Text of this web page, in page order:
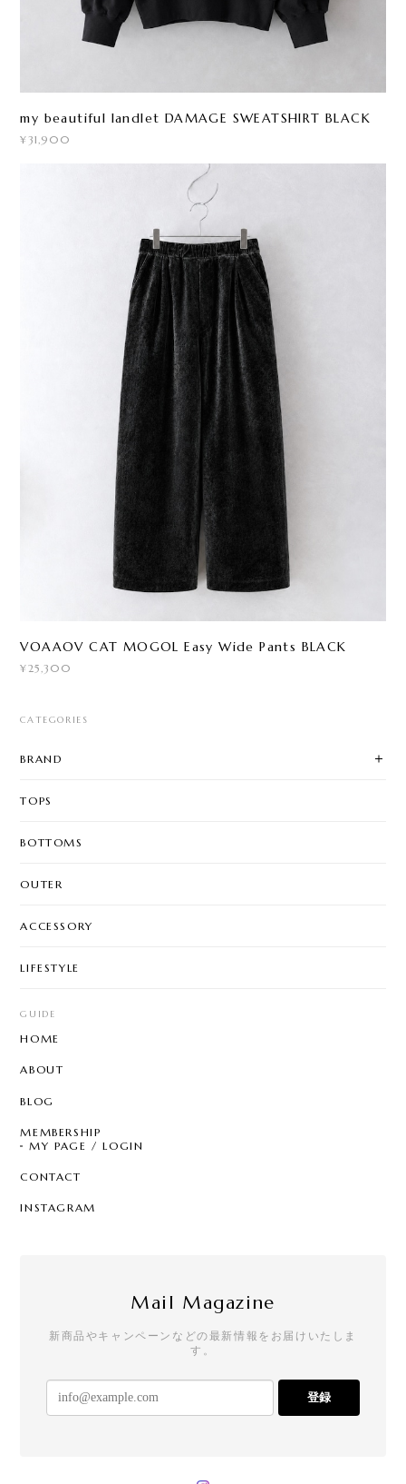
my beautiful landlet DAMAGE SWEATSHIRT BLACK
¥31,900
VOAAOV CAT MOGOL Easy Wide Pants BLACK
¥25,300
CATEGORIES
BRAND
TOPS
BOTTOMS
OUTER
ACCESSORY
LIFESTYLE
GUIDE
HOME
ABOUT
BLOG
MEMBERSHIP
MY PAGE / LOGIN
CONTACT
INSTAGRAM
Mail Magazine
新商品やキャンペーンなどの最新情報をお届けいたしま
す。
登録